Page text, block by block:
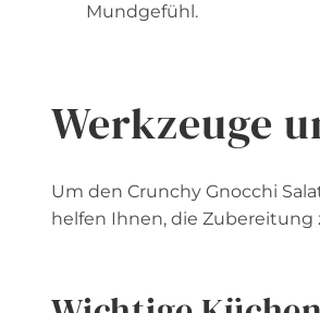
Mundgefühl.
Werkzeuge
Um den Crunchy Gnocchi
helfen Ihnen, die